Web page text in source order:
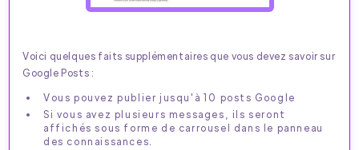
Voici quelques faits supplémentaires que vous devez savoir sur
Google Posts :
Vous pouvez publier jusqu'à 10 posts Google
Si vous avez plusieurs messages, ils seront
affichés sous forme de carrousel dans le panneau
des connaissances.